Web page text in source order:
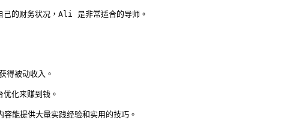
己的财务状况，Ali 是非常适合的导师。
被动收入。
化来赚到钱。
能提供大量实践经验和实用的技巧。